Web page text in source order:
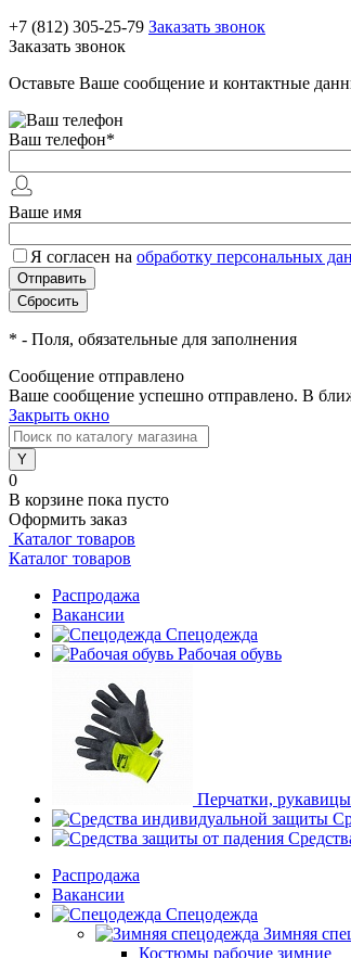
+7 (812) 305-25-79 Заказать звонок
Заказать звонок
Оставьте Ваше сообщение и контактные
Ваш телефон*
Ваше имя
Я согласен на обработку персональных
* - Поля, обязательные для заполнения
Сообщение отправлено
Ваше сообщение успешно отправлено. В
Закрыть окно
0
В корзине пока пусто
Оформить заказ
Каталог товаров
Каталог товаров
Распродажа
Вакансии
Спецодежда
Рабочая обувь
Перчатки, рукавицы
Распродажа
Вакансии
Спецодежда
Зимняя
Костюмы рабочие зимние